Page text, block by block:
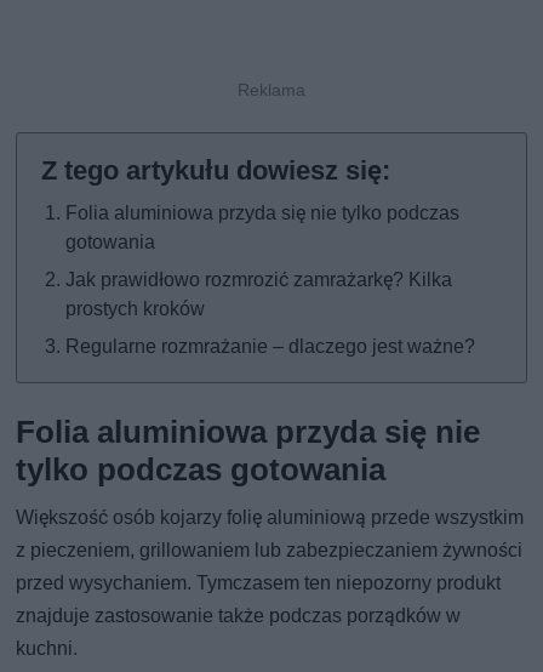
Folia aluminiowa przyda się nie tylko podczas
gotowania
Jak prawidłowo rozmrozić zamrażarkę? Kilka
prostych kroków
Regularne rozmrażanie – dlaczego jest ważne?
Folia aluminiowa przyda się nie
tylko podczas gotowania
Większość osób kojarzy folię aluminiową przede wszystkim
z pieczeniem, grillowaniem lub zabezpieczaniem żywności
przed wysychaniem. Tymczasem ten niepozorny produkt
znajduje zastosowanie także podczas porządków w
kuchni.